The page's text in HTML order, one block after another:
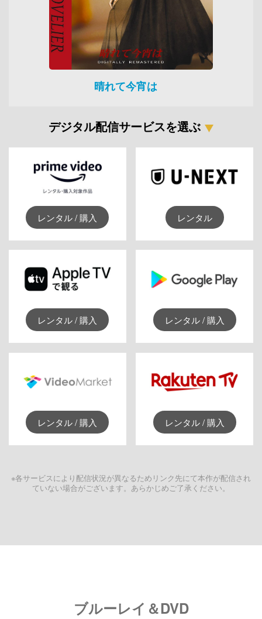
晴れて今宵は
デジタル配信サービスを選ぶ
レンタル / 購入 レンタル
レンタル / 購入 レンタル / 購入
レンタル / 購入 レンタル / 購入
※各サービスにより配信状況が異なるためリンク先にて本作が配信され
ていない場合がございます。あらかじめご了承ください。
ブルーレイ＆DVD